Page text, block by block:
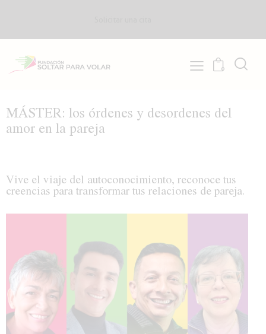
0
MÁSTER: los órdenes y desordenes del
amor en la pareja
Vive el viaje del autoconocimiento, reconoce tus
creencias para transformar tus relaciones de pareja.